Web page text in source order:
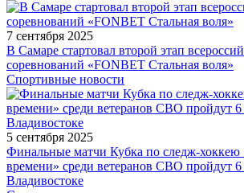
7 сентября 2025
В Самаре стартовал второй этап
соревнований «FONBET Стальная воля»
Спортивные новости
5 сентября 2025
Финальные матчи Кубка по следж-хоккею
времени» среди ветеранов СВО пройдут 6
Владивостоке